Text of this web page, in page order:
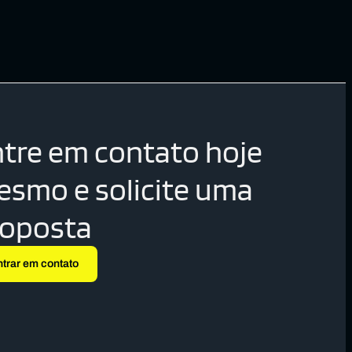
em contato hoje
e solicite uma
em contato